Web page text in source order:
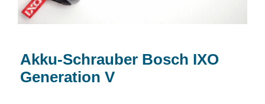
Akku-Schrauber Bosch IXO
Generation V